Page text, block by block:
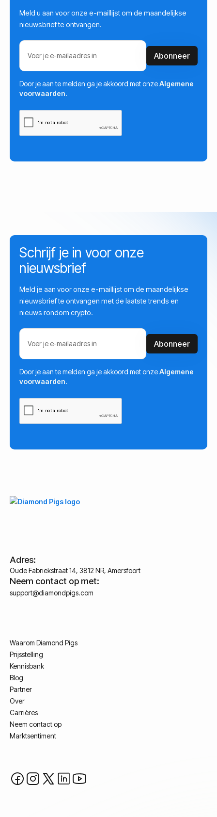
Meld u aan voor onze e-maillijst om de maandelijkse
nieuwsbrief te ontvangen.
Door je aan te melden ga je akkoord met onzeAlgemene
voorwaarden.
Schrijf je in voor onze
nieuwsbrief
Meld je aan voor onze e-maillijst om de maandelijkse
nieuwsbrief te ontvangen met de laatste trends en
nieuws rondom crypto.
Door je aan te melden ga je akkoord met onzeAlgemene
voorwaarden.
Adres:
Oude Fabriekstraat 14, 3812 NR, Amersfoort
Neem contact op met:
support@diamondpigs.com
Waarom Diamond Pigs
Prijsstelling
Kennisbank
Blog
Partner
Over
Carrières
Neem contact op
Marktsentiment